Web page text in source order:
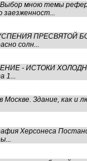
мною темы
заезженност...
УСПЕНИЯ
солн...
- ИСТОКИ
1...
Здание, как и
Херсонеса